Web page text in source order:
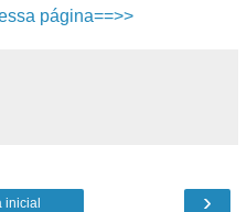
página==>>
›
inicial